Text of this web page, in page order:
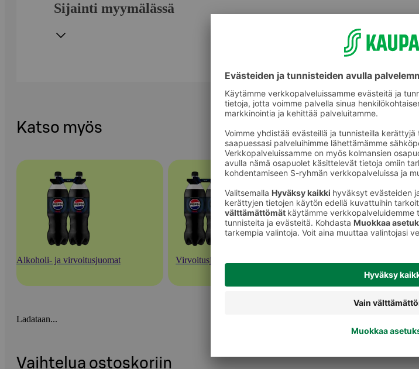
Sijainti myymälässä
Katso myös
Alkoholi- ja virvoitusjuomat Virvoitusjuomat
Ladataan...
Vaihtelua ostoskoriin